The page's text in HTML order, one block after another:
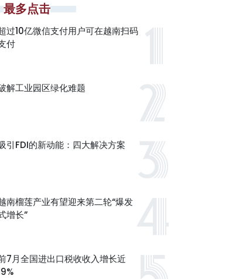
最多点击
过10亿微信支付用户可在越南扫码
付
解工业园区绿化难题
引FDI的新动能：四大解决方案
南榴莲产业有望迎来第二轮“爆发
增长”
7月全国进出口税收收入增长近